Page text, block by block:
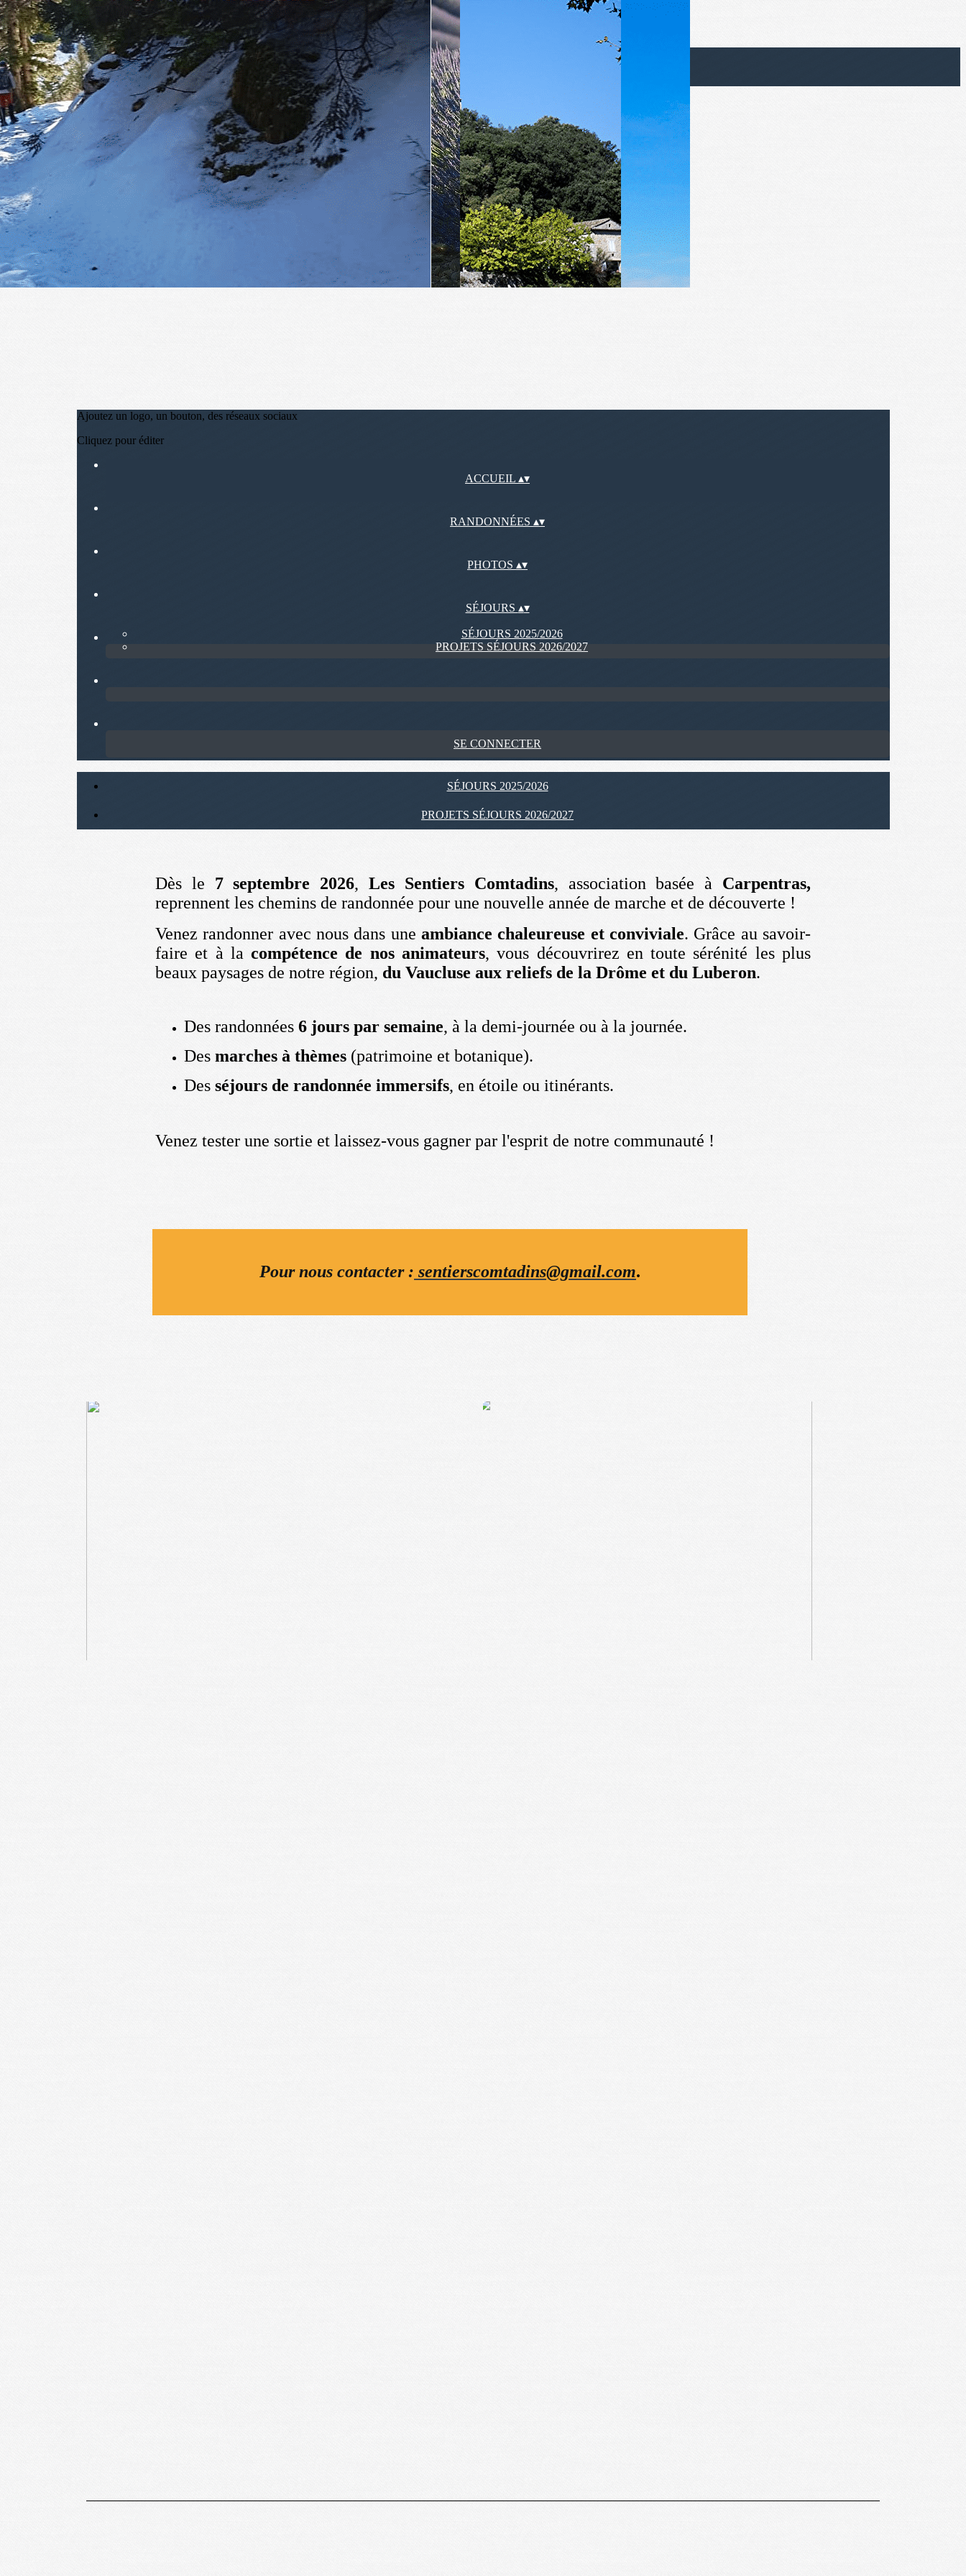
Exporter les lignes sélectionnées
Exporter toutes les colonnes
Exporter uniquement les colonnes affichées
Menu
?>
Images de la page d'accueil
Cliquez pour éditer
Ajoutez un logo, un bouton, des réseaux sociaux
Cliquez pour éditer
ACCUEIL ▴▾
RANDONNÉES ▴▾
PHOTOS ▴▾
SÉJOURS ▴▾
SÉJOURS 2025/2026
PROJETS SÉJOURS 2026/2027
SE CONNECTER
SÉJOURS 2025/2026
PROJETS SÉJOURS 2026/2027
Dès le 7 septembre 2026,Les Sentiers Comtadins, association basée à Carpentras,
reprennent les chemins de randonnée pour une nouvelle année de marche et de découverte !
Venez randonner avec nous dans une ambiance chaleureuse et conviviale. Grâce au savoir-
faire et à lacompétence de nos animateurs, vous découvrirez en toute sérénité les plus
beaux paysages de notre région, du Vaucluse aux reliefs de la Drôme et du Luberon.
Des randonnées 6 jours par semaine, à la demi-journée ou à la journée.
Des marches à thèmes (patrimoine et botanique).
Des séjours de randonnée immersifs, en étoile ou itinérants.
Venez tester une sortie et laissez-vous gagner par l'esprit de notre communauté !
Pour nous contacter : sentierscomtadins@gmail.com.